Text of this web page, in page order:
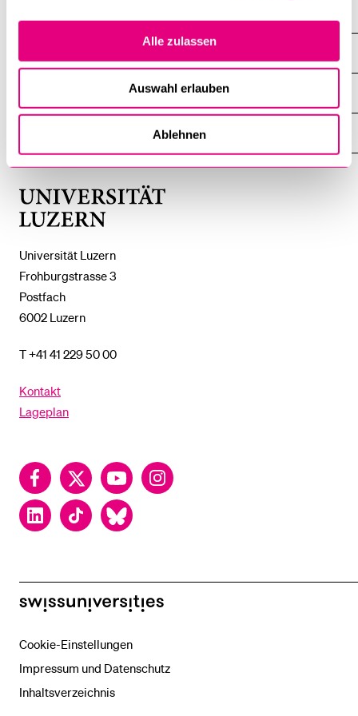
Alle zulassen
Auswahl erlauben
Ablehnen
Universität Luzern
Frohburgstrasse 3
Postfach
6002 Luzern
T +41 41 229 50 00
Kontakt
Lageplan
FacebookTwitter YouTubeInstagram
LinkedInTikTok Bluesky
ZEIGE
DAS
ZENTRALE EINRICHTUNGEN
DAS
DAS
UNTERMENÜ
swissuniversities
Cookie-Einstellungen
Impressum und Datenschutz
Inhaltsverzeichnis